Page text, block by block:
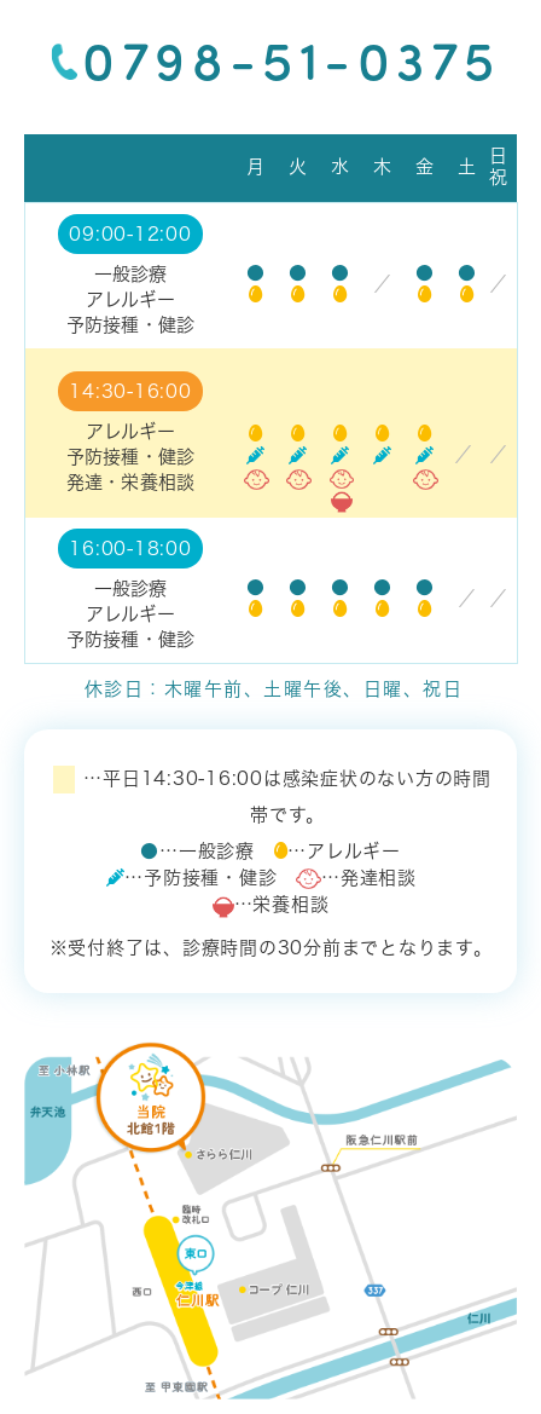
0798-51-0375
月 火 水 木 金 土
日
祝
09:00-12:00
一般診療
アレルギー
予防接種・健診
● ● ●
／
● ●
／
14:30-16:00
アレルギー
予防接種・健診
発達・栄養相談
／ ／
16:00-18:00
一般診療
アレルギー
予防接種・健診
● ● ● ● ●
／ ／
休診日：木曜午前、土曜午後、日曜、祝日
…平日14:30-16:00は感染症状のない方の時間
帯です。
● …一般診療
…アレルギー
…予防接種・健診
…発達相談
…栄養相談
※受付終了は、診療時間の30分前までとなります。